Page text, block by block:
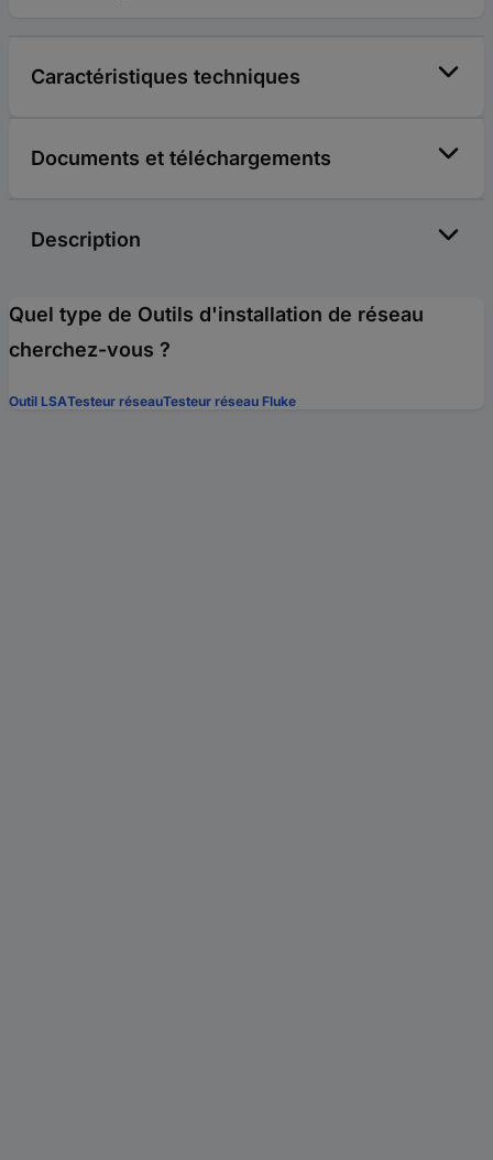
Caractéristiques techniques
Documents et téléchargements
Description
Quel type de Outils d'installation de réseau
cherchez-vous ?
Outil LSATesteur réseauTesteur réseau Fluke